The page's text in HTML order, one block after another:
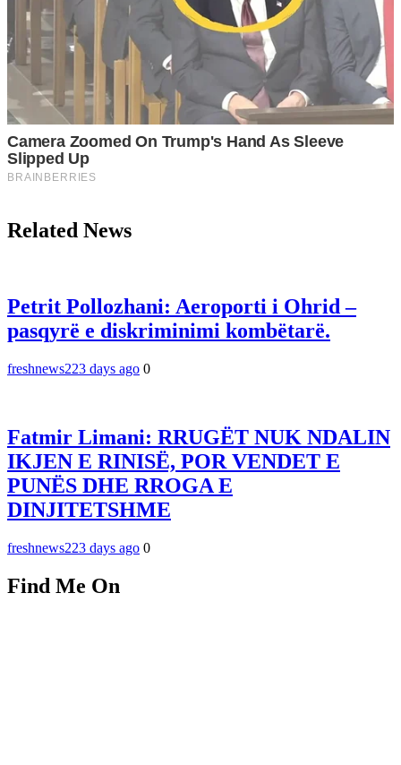
Related News
Petrit Pollozhani: Aeroporti i Ohrid –
pasqyrë e diskriminimi kombëtarë.
freshnews223 days ago 0
Fatmir Limani: RRUGËT NUK NDALIN
IKJEN E RINISË, POR VENDET E
PUNËS DHE RROGA E
DINJITETSHME
freshnews223 days ago 0
Find Me On